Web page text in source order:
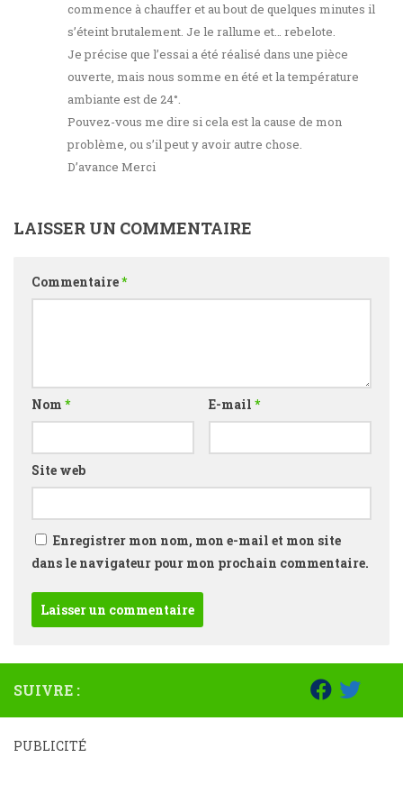
commence à chauffer et au bout de quelques minutes il
s’éteint brutalement. Je le rallume et… rebelote.
Je précise que l’essai a été réalisé dans une pièce
ouverte, mais nous somme en été et la température
ambiante est de 24°.
Pouvez-vous me dire si cela est la cause de mon
problème, ou s’il peut y avoir autre chose.
D’avance Merci
LAISSER UN COMMENTAIRE
Commentaire*
Nom * E-mail *
Site web
Enregistrer mon nom, mon e-mail et mon site
dans le navigateur pour mon prochain commentaire.
SUIVRE :
PUBLICITÉ